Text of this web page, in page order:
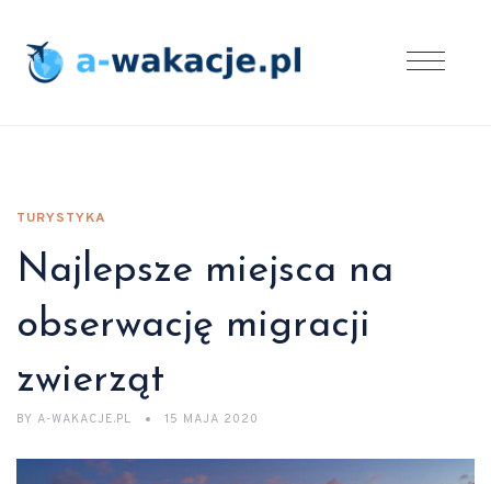
TURYSTYKA
Najlepsze miejsca na
obserwację migracji
zwierząt
BY A-WAKACJE.PL 15 MAJA 2020